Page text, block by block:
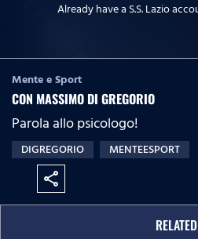
Already have a S.S. Lazio
Mente e Sport
CON MASSIMO DI GREGORIO
Parola allo psicologo!
DIGREGORIO MENTEESPORT
share
RELATED